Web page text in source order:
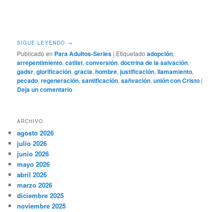
SIGUE LEYENDO →
Publicado en Para Adultos-Series | Etiquetado adopción,
arrepentimiento,catlist,conversión,doctrina de la salvación,
gadsr,glorificación,gracia,hombre,justificación,llamamiento,
pecado,regeneración,santificación,sañvación,unión con Cristo |
Deja un comentario
ARCHIVO
agosto 2026
julio 2026
junio 2026
mayo 2026
abril 2026
marzo 2026
diciembre 2025
noviembre 2025